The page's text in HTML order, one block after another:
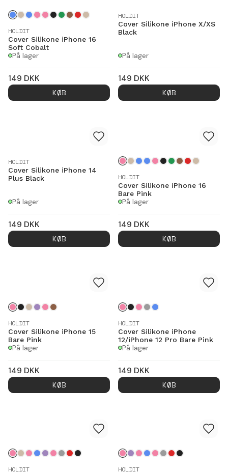
HOLDIT
Cover Silikone iPhone 16
Soft Cobalt
På lager
149 DKK
KØB
HOLDIT
Cover Silikone iPhone X/XS
Black
På lager
149 DKK
KØB
HOLDIT
Cover Silikone iPhone 14
Plus Black
På lager
149 DKK
KØB
HOLDIT
Cover Silikone iPhone 16
Bare Pink
På lager
149 DKK
KØB
HOLDIT
Cover Silikone iPhone 15
Bare Pink
På lager
149 DKK
KØB
HOLDIT
Cover Silikone iPhone
12/iPhone 12 Pro Bare Pink
På lager
149 DKK
KØB
HOLDIT HOLDIT